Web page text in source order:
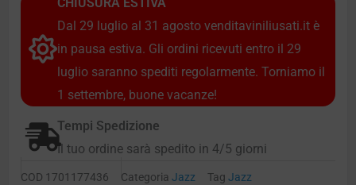
CHIUSURA ESTIVA
Dal 29 luglio al 31 agosto venditaviniliusati.it è
in pausa estiva. Gli ordini ricevuti entro il 29
luglio saranno spediti regolarmente. Torniamo il
1 settembre, buone vacanze!
Tempi Spedizione
Il tuo ordine sarà spedito in 4/5 giorni
COD 1701177436 Categoria Jazz Tag Jazz